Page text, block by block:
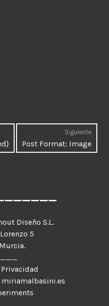
Siguiente
Post Format: Image
Diseño S.L.
5
miriamalbasini.es